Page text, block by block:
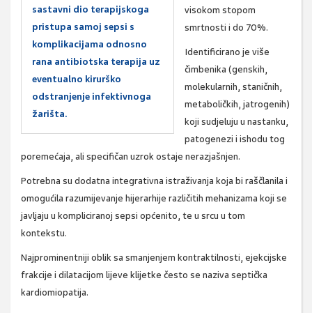
sastavni dio terapijskoga
pristupa samoj sepsi s
komplikacijama odnosno
rana antibiotska terapija uz
eventualno kirurško
odstranjenje infektivnoga
žarišta.
visokom stopom
smrtnosti i do 70%.
Identificirano je više
čimbenika (genskih,
molekularnih, staničnih,
metaboličkih, jatrogenih)
koji sudjeluju u nastanku,
patogenezi i ishodu tog
poremećaja, ali specifičan uzrok ostaje nerazjašnjen.
Potrebna su dodatna integrativna istraživanja koja bi raščlanila i
omogućila razumijevanje hijerarhije različitih mehanizama koji se
javljaju u kompliciranoj sepsi općenito, te u srcu u tom
kontekstu.
Najprominentniji oblik sa smanjenjem kontraktilnosti, ejekcijske
frakcije i dilatacijom lijeve klijetke često se naziva septička
kardiomiopatija.